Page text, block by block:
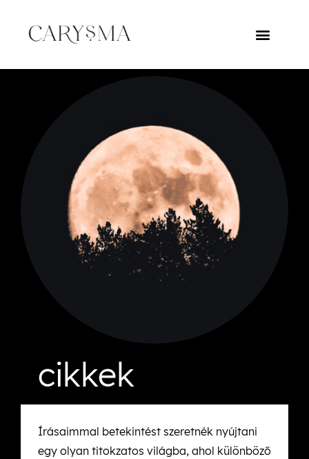
cikkek
Írásaimmal betekintést szeretnék nyújtani
egy olyan titokzatos világba, ahol különböző